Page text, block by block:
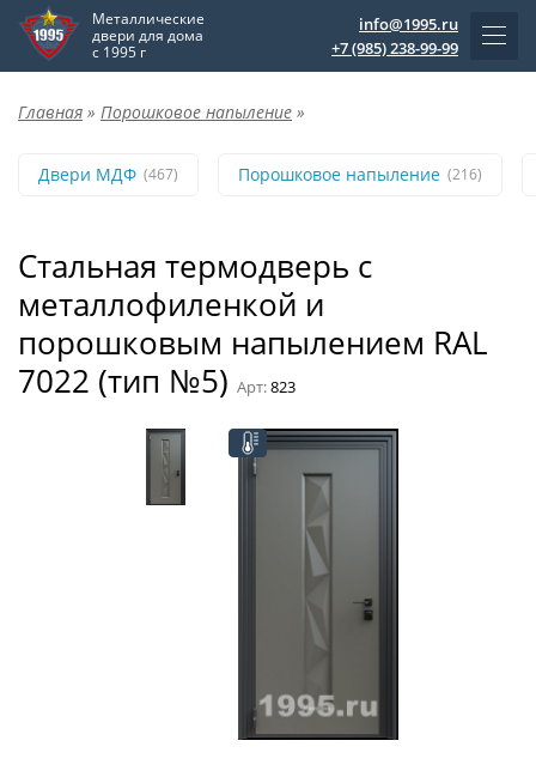
Металлические
двери для дома
с 1995 г
info@1995.ru
+7 (985) 238-99-99
Главная » Порошковое напыление »
Двери МДФ (467) Порошковое напыление (216)
Стальная термодверь с
металлофиленкой и
порошковым напылением RAL
7022 (тип №5) Арт:823